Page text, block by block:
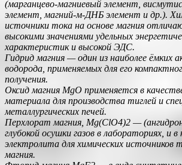
(марганцево-магниевый элемент,
элемент, магний-м-ДНБ элемент и др.).
источники тока на основе магния
высокими значениями удельных
характеристик и высокой ЭДС.
Гидрид магния — один из наиболее ёмких
водорода, применяемых для его
получения.
Оксид магния MgO применяется в
материала для производства тиглей и
металлургических печей.
Перхлорат магния, Mg(ClO4)2 —
глубокой осушки газов в лабораториях, и в
электролита для химических источников
магния.